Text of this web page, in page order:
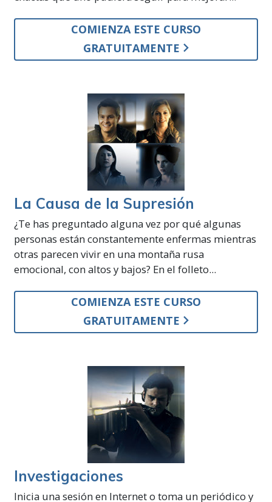
COMIENZA ESTE CURSO
GRATUITAMENTE
La Causa de la Supresión
¿Te has preguntado alguna vez por qué algunas
personas están constantemente enfermas mientras
otras parecen vivir en una montaña rusa
emocional, con altos y bajos? En el folleto...
COMIENZA ESTE CURSO
GRATUITAMENTE
Investigaciones
Inicia una sesión en Internet o toma un periódico y